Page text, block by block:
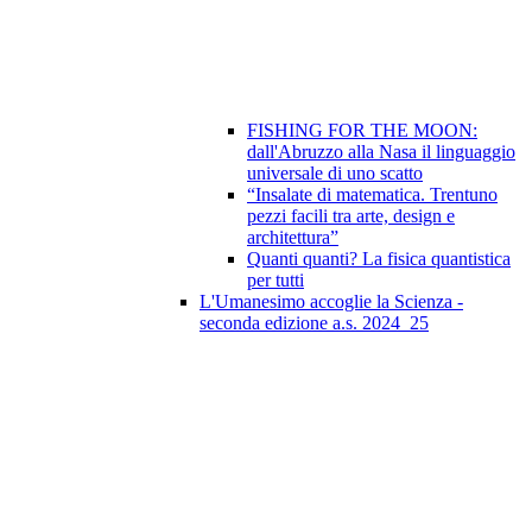
FISHING FOR THE MOON:
dall'Abruzzo alla Nasa il linguaggio
universale di uno scatto
“Insalate di matematica. Trentuno
pezzi facili tra arte, design e
architettura”
Quanti quanti? La fisica quantistica
per tutti
L'Umanesimo accoglie la Scienza -
seconda edizione a.s. 2024_25